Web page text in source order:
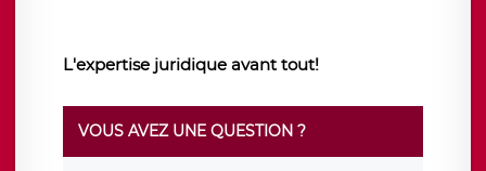
L'expertise juridique avant tout!
VOUS AVEZ UNE QUESTION ?